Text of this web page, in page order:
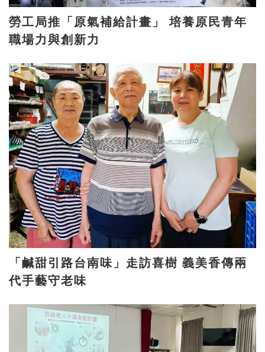
勞工局推「原氣補給計畫」 培養原民青年
職場力與創新力
「鹹甜引路台南味」走訪喜樹 義美香傳兩
代手藝守老味